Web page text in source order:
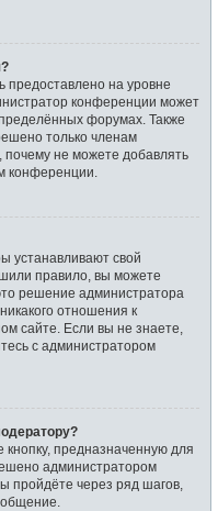
на уровне
конференции может
форумах. Также
только членам
не можете добавлять
конференции.
устанавливают свой
правило, вы можете
решение администратора
отношения к
сайте. Если вы не знаете,
с администратором
предназначенную для
администратором
пройдёте через ряд шагов,